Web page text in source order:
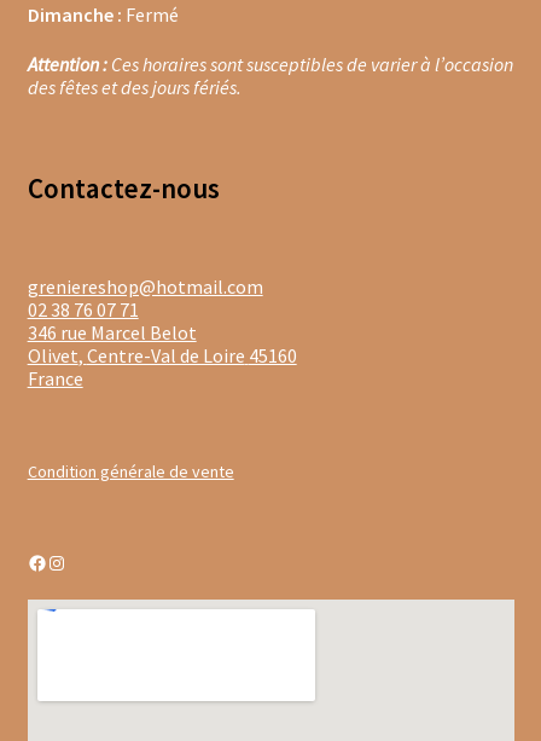
Insectes comestibles
Poissons
Préparations repas
Dimanche : Fermé
Attention :Ces horaires sont susceptibles de varier à l’occasion
des fêtes et des jours fériés.
Contactez-nous
greniereshop@hotmail.com
02 38 76 07 71
346 rue Marcel Belot
Olivet, Centre-Val de Loire 45160
France
Condition générale de vente
Facebook
Instagram